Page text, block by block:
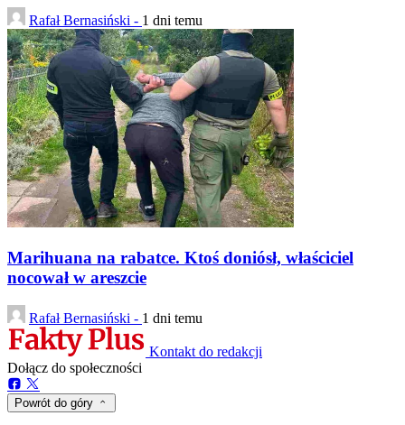
Rafał Bernasiński - 1 dni temu
Marihuana na rabatce. Ktoś doniósł, właściciel
nocował w areszcie
Rafał Bernasiński - 1 dni temu
Kontakt do redakcji
Dołącz do społeczności
Powrót do góry